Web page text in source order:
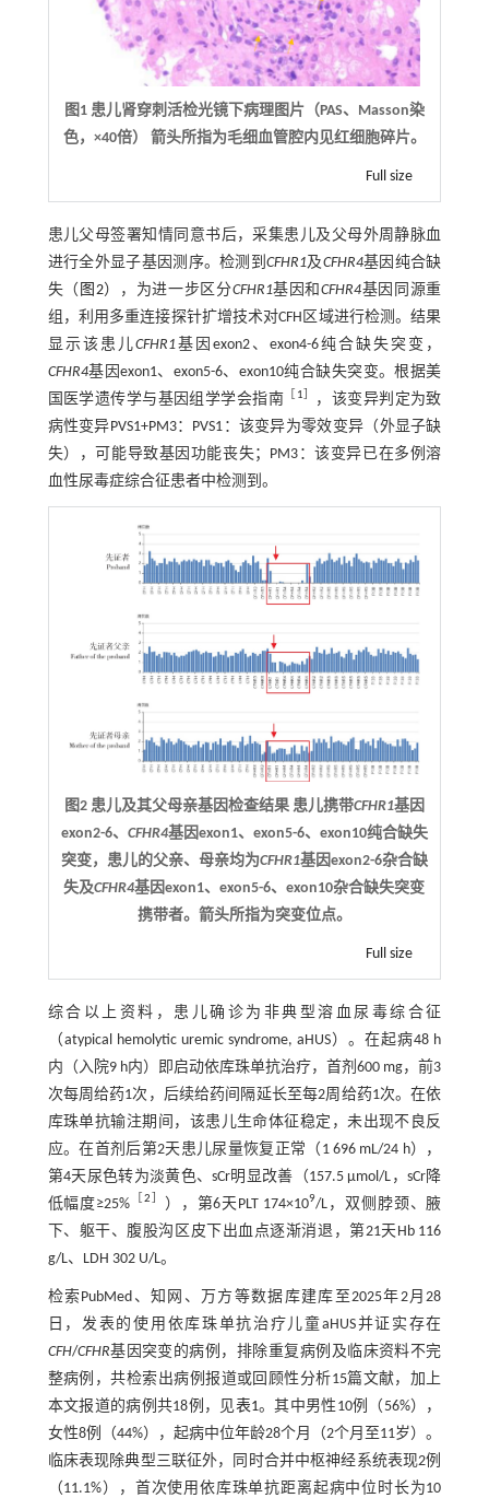
图1 患儿肾穿刺活检光镜下病理图片（PAS、Masson染
色，×40倍） 箭头所指为毛细血管腔内见红细胞碎片。
Full size
患儿父母签署知情同意书后，采集患儿及父母外周静脉血
进行全外显子基因测序。检测到CFHR1及CFHR4基因纯合缺
失（ 图2），为进一步区分CFHR1基因和CFHR4基因同源重
组，利用多重连接探针扩增技术对CFH区域进行检测。结果
显示该患儿CFHR1基因exon2、exon4-6纯合缺失突变，
CFHR4基因exon1、exon5-6、exon10纯合缺失突变。根据美
国医学遗传学与基因组学学会指南
1
，该变异判定为致
病性变异PVS1+PM3：PVS1：该变异为零效变异（外显子缺
失），可能导致基因功能丧失；PM3：该变异已在多例溶
血性尿毒症综合征患者中检测到。
图2 患儿及其父母亲基因检查结果 患儿携带CFHR1基因
exon2-6、 CFHR4基因exon1、exon5-6、exon10纯合缺失
突变，患儿的父亲、母亲均为CFHR1基因exon2-6杂合缺
失及CFHR4基因exon1、exon5-6、exon10杂合缺失突变
携带者。箭头所指为突变位点。
Full size
综合以上资料，患儿确诊为非典型溶血尿毒综合征
（atypical hemolytic uremic syndrome, aHUS）。在起病48 h
内（入院9 h内）即启动依库珠单抗治疗，首剂600 mg，前3
次每周给药1次，后续给药间隔延长至每2周给药1次。在依
库珠单抗输注期间，该患儿生命体征稳定，未出现不良反
应。在首剂后第2天患儿尿量恢复正常（1 696 mL/24 h），
第4天尿色转为淡黄色、sCr明显改善（157.5 μmol/L，sCr降
低幅度≥25% ［2］ ），第6天PLT 174×109/L，双侧脖颈、腋
下、躯干、腹股沟区皮下出血点逐渐消退，第21天Hb 116
g/L、LDH 302 U/L。
检索PubMed、知网、万方等数据库建库至2025年2月28
日，发表的使用依库珠单抗治疗儿童aHUS并证实存在
CFH/CFHR基因突变的病例，排除重复病例及临床资料不完
整病例，共检索出病例报道或回顾性分析15篇文献，加上
本文报道的病例共18例，见表1。其中男性10例（56%），
女性8例（44%），起病中位年龄28个月（2个月至11岁）。
临床表现除典型三联征外，同时合并中枢神经系统表现2例
（11.1%），首次使用依库珠单抗距离起病中位时长为10